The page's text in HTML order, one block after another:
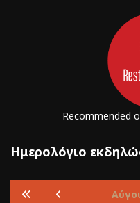
Recommended
Ημερολόγιο